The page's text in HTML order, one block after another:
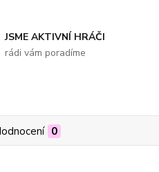
JSME AKTIVNÍ HRÁČI
rádi vám poradíme
0